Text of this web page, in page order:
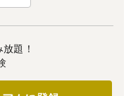
題！